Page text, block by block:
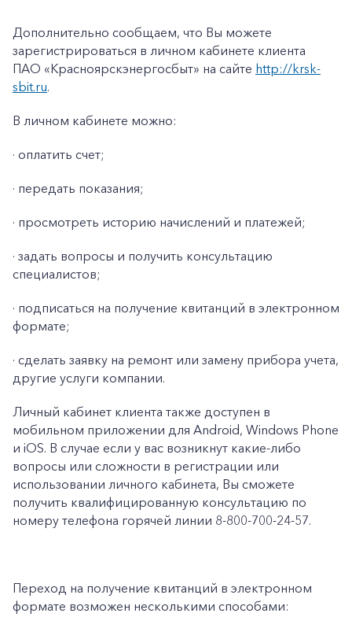
Заказать обратный звонок
Дополнительно сообщаем, что Вы можете
зарегистрироваться в личном кабинете клиента
ПАО «Красноярскэнергосбыт» на сайте http://krsk-
sbit.ru.
В личном кабинете можно:
· оплатить счет;
· передать показания;
· просмотреть историю начислений и платежей;
· задать вопросы и получить консультацию
специалистов;
· подписаться на получение квитанций в электронном
формате;
· сделать заявку на ремонт или замену прибора учета,
другие услуги компании.
Личный кабинет клиента также доступен в
мобильном приложении для Android, Windows Phone
и iOS. В случае если у вас возникнут какие-либо
вопросы или сложности в регистрации или
использовании личного кабинета, Вы сможете
получить квалифицированную консультацию по
номеру телефона горячей линии 8-800-700-24-57.
Переход на получение квитанций в электронном
формате возможен несколькими способами: